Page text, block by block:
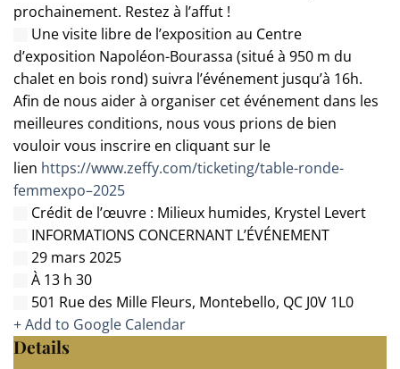
prochainement. Restez à l’affut !
Une visite libre de l’exposition au Centre
d’exposition Napoléon-Bourassa (situé à 950 m du
chalet en bois rond) suivra l’événement jusqu’à 16h.
Afin de nous aider à organiser cet événement dans les
meilleures conditions, nous vous prions de bien
vouloir vous inscrire en cliquant sur le
lien https://www.zeffy.com/ticketing/table-ronde-
femmexpo–2025
Crédit de l’œuvre : Milieux humides, Krystel Levert
INFORMATIONS CONCERNANT L’ÉVÉNEMENT
29 mars 2025
À 13 h 30
501 Rue des Mille Fleurs, Montebello, QC J0V 1L0
+ Add to Google Calendar
Details